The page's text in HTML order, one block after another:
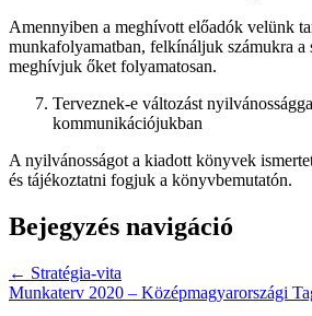
Amennyiben a meghívott előadók velünk
munkafolyamatban, felkínáljuk számukra a
meghívjuk őket folyamatosan.
Terveznek-e változást
kommunikációjukban
A nyilvánosságot a kiadott könyvek
és tájékoztatni fogjuk a könyvbemutatón.
Bejegyzés navigáció
← Stratégia-vita
Munkaterv 2020 – Középmagyarországi